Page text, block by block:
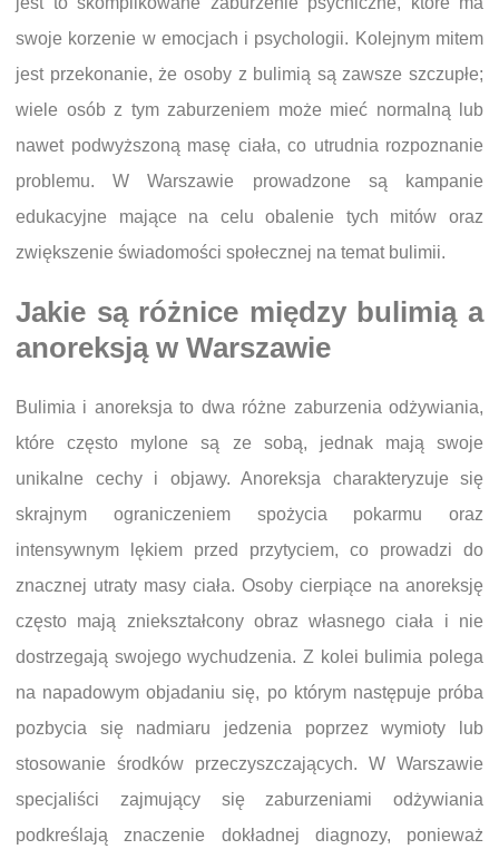
swoje korzenie w emocjach i psychologii. Kolejnym mitem
jest przekonanie, że osoby z bulimią są zawsze szczupłe;
wiele osób z tym zaburzeniem może mieć normalną lub
nawet podwyższoną masę ciała, co utrudnia rozpoznanie
problemu. W Warszawie prowadzone są kampanie
edukacyjne mające na celu obalenie tych mitów oraz
zwiększenie świadomości społecznej na temat bulimii.
Jakie są różnice między bulimią a
anoreksją w Warszawie
Bulimia i anoreksja to dwa różne zaburzenia odżywiania,
które często mylone są ze sobą, jednak mają swoje
unikalne cechy i objawy. Anoreksja charakteryzuje się
skrajnym ograniczeniem spożycia pokarmu oraz
intensywnym lękiem przed przytyciem, co prowadzi do
znacznej utraty masy ciała. Osoby cierpiące na anoreksję
często mają zniekształcony obraz własnego ciała i nie
dostrzegają swojego wychudzenia. Z kolei bulimia polega
na napadowym objadaniu się, po którym następuje próba
pozbycia się nadmiaru jedzenia poprzez wymioty lub
stosowanie środków przeczyszczających. W Warszawie
specjaliści zajmujący się zaburzeniami odżywiania
podkreślają znaczenie dokładnej diagnozy, ponieważ